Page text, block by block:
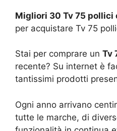
Migliori 30 Tv 75 pollici
per acquistare Tv 75
Stai per comprare un Tv
recente? Su internet è
tantissimi prodotti
Ogni anno arrivano
tutte le marche, di